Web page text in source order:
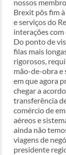
nossos
Brexit pôs fim
e serviços do
interações com
Do ponto de
filas mais
rigorosos,
mão-de-obra e
em que agora
chegar a
transferência
comércio de
aéreos e
ainda não
viagens de
presidente